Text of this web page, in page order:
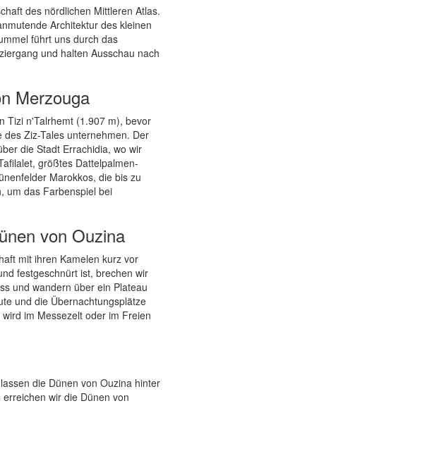
des nördlichen Mittleren Atlas.
Architektur des kleinen
führt uns durch das
und halten Ausschau nach
Merzouga
Tizi n'Talrhemt (1.907 m), bevor
Ziz-Tales unternehmen. Der
die Stadt Errachidia, wo wir
größtes Dattelpalmen-
Marokkos, die bis zu
um das Farbenspiel bei
von Ouzina
mit ihren Kamelen kurz vor
festgeschnürt ist, brechen wir
und wandern über ein Plateau
und die Übernachtungsplätze
im Messezelt oder im Freien
die Dünen von Ouzina hinter
wir die Dünen von